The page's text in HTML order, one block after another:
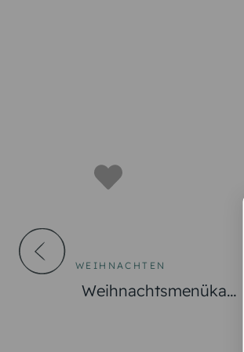
WEIHNACHTEN
Weihnachtsmenükart